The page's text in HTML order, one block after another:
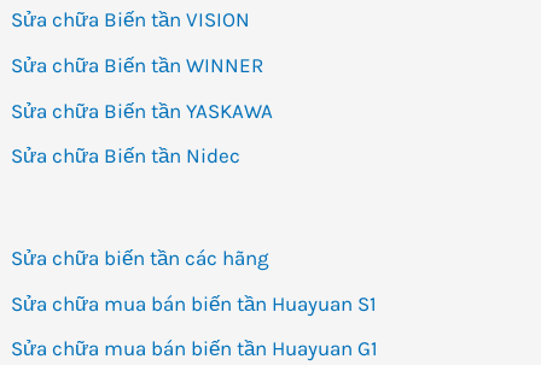
Sửa chữa Biến tần VISION
Sửa chữa Biến tần WINNER
Sửa chữa Biến tần YASKAWA
Sửa chữa Biến tần Nidec
Sửa chữa biến tần các hãng
Sửa chữa mua bán biến tần Huayuan S1
Sửa chữa mua bán biến tần Huayuan G1